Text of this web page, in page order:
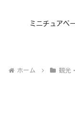
ミニチュアベ
ホーム 観光